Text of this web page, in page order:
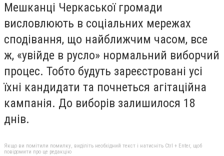
Мешканці Черкаської громади
висловлюють в соціальних мережах
сподівання, що найближчим часом, все
ж, «увійде в русло» нормальний виборчий
процес. Тобто будуть зареєстровані усі
їхні кандидати та почнеться агітаційна
кампанія. До виборів залишилося 18
днів.
Якщо ви помітили помилку, виділіть необхідний текст і натисніть Ctrl + Enter, щоб
повідомити про це редакцію